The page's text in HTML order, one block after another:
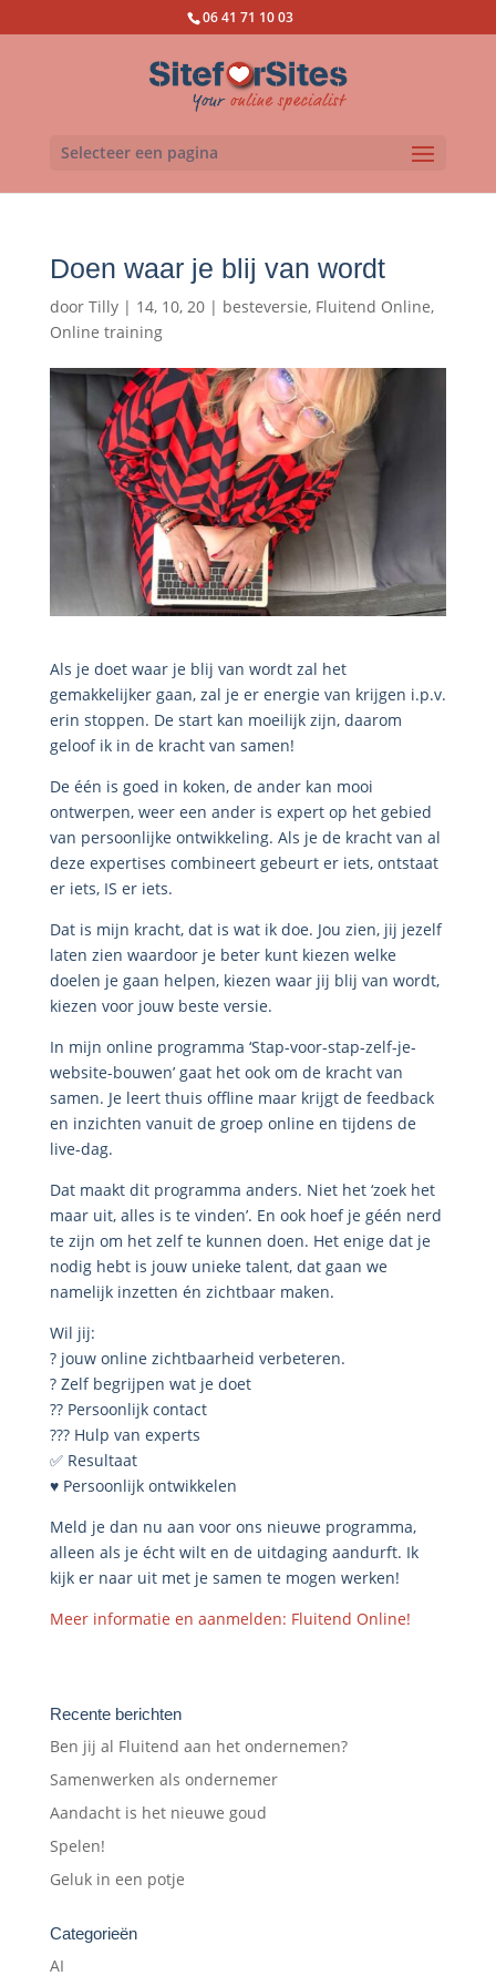
06 41 71 10 03
Selecteer een pagina
Doen waar je blij van wordt
door Tilly| 14, 10, 20| besteversie, Fluitend Online,
Online training
Als je doet waar je blij van wordt zal het
gemakkelijker gaan, zal je er energie van krijgen i.p.v.
erin stoppen. De start kan moeilijk zijn, daarom
geloof ik in de kracht van samen!
De één is goed in koken, de ander kan mooi
ontwerpen, weer een ander is expert op het gebied
van persoonlijke ontwikkeling. Als je de kracht van al
deze expertises combineert gebeurt er iets, ontstaat
er iets, IS er iets.
Dat is mijn kracht, dat is wat ik doe. Jou zien, jij jezelf
laten zien waardoor je beter kunt kiezen welke
doelen je gaan helpen, kiezen waar jij blij van wordt,
kiezen voor jouw beste versie.
In mijn online programma ‘Stap-voor-stap-zelf-je-
website-bouwen’ gaat het ook om de kracht van
samen. Je leert thuis offline maar krijgt de feedback
en inzichten vanuit de groep online en tijdens de
live-dag.
Dat maakt dit programma anders. Niet het ‘zoek het
maar uit, alles is te vinden’. En ook hoef je géén nerd
te zijn om het zelf te kunnen doen. Het enige dat je
nodig hebt is jouw unieke talent, dat gaan we
namelijk inzetten én zichtbaar maken.
Wil jij:
? jouw online zichtbaarheid verbeteren.
? Zelf begrijpen wat je doet
?? Persoonlijk contact
??‍? Hulp van experts
✅ Resultaat
♥️ Persoonlijk ontwikkelen
Meld je dan nu aan voor ons nieuwe programma,
alleen als je écht wilt en de uitdaging aandurft. Ik
kijk er naar uit met je samen te mogen werken!
Meer informatie en aanmelden: Fluitend Online!
Recente berichten
Ben jij al Fluitend aan het ondernemen?
Samenwerken als ondernemer
Aandacht is het nieuwe goud
Spelen!
Geluk in een potje
Categorieën
AI